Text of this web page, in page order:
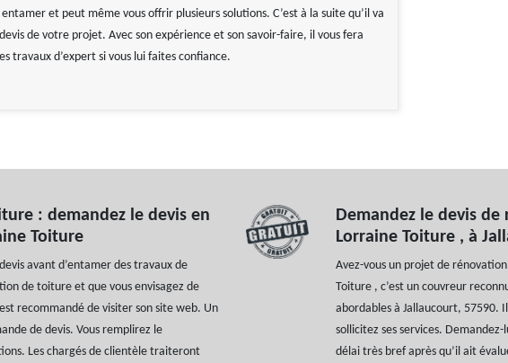
et peut même vous offrir plusieurs solutions. C’est à la suite qu’il va
de votre projet. Avec son expérience et son savoir-faire, il vous fera
travaux d’expert si vous lui faites confiance.
: demandez le devis en
Toiture
avant d’entamer des travaux de
de toiture et que vous envisagez de
recommandé de visiter son site web. Un
de devis. Vous remplirez le
Les chargés de clientèle traiteront
Demandez le devis
Lorraine Toiture , à
Avez-vous un projet de
Toiture , c’est un couvreur
abordables à Jallaucourt, 57590.
sollicitez ses services.
délai très bref après qu’il ait